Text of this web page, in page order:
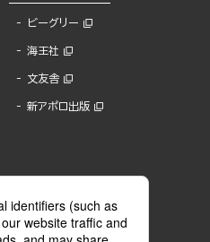
ビーグリー
海王社
文友舎
新アポロ出版